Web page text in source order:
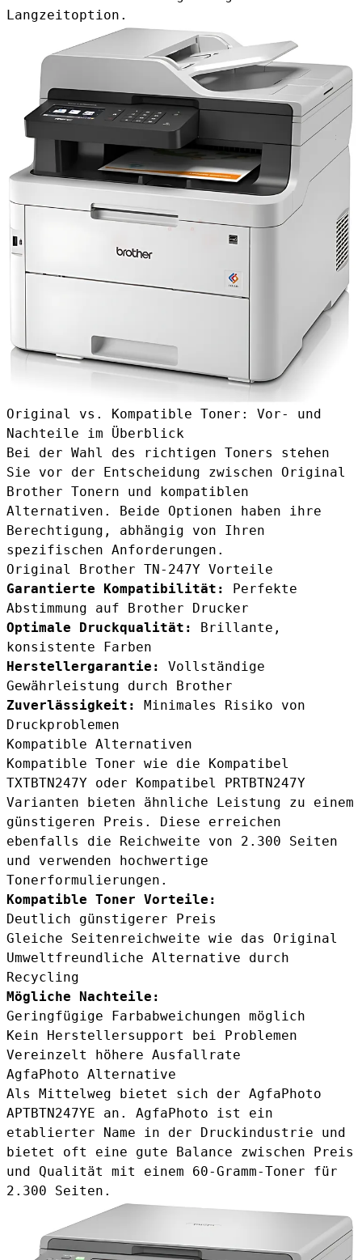
Langzeitoption.
Original vs. Kompatible Toner: Vor- und
Nachteile im Überblick
Bei der Wahl des richtigen Toners stehen
Sie vor der Entscheidung zwischen Original
Brother Tonern und kompatiblen
Alternativen. Beide Optionen haben ihre
Berechtigung, abhängig von Ihren
spezifischen Anforderungen.
Original Brother TN-247Y Vorteile
Garantierte Kompatibilität:
Perfekte
Abstimmung auf Brother Drucker
Optimale Druckqualität:
Brillante,
konsistente Farben
Herstellergarantie:
Vollständige
Gewährleistung durch Brother
Zuverlässigkeit:
Minimales Risiko von
Druckproblemen
Kompatible Alternativen
Kompatible Toner wie die Kompatibel
TXTBTN247Y oder Kompatibel PRTBTN247Y
Varianten bieten ähnliche Leistung zu einem
günstigeren Preis. Diese erreichen
ebenfalls die Reichweite von 2.300 Seiten
und verwenden hochwertige
Tonerformulierungen.
Kompatible Toner Vorteile:
Deutlich günstigerer Preis
Gleiche Seitenreichweite wie das Original
Umweltfreundliche Alternative durch
Recycling
Mögliche Nachteile:
Geringfügige Farbabweichungen möglich
Kein Herstellersupport bei Problemen
Vereinzelt höhere Ausfallrate
AgfaPhoto Alternative
Als Mittelweg bietet sich der AgfaPhoto
APTBTN247YE an. AgfaPhoto ist ein
etablierter Name in der Druckindustrie und
bietet oft eine gute Balance zwischen Preis
und Qualität mit einem 60-Gramm-Toner für
2.300 Seiten.